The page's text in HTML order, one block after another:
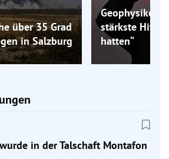
über 35 Grad
in Salzburg
Geophysiker:
stärkste
hatten“
in der Talschaft Montafon